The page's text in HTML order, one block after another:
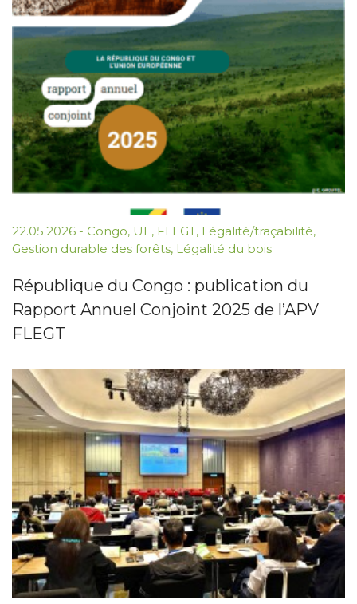
22.05.2026 - Congo, UE, FLEGT, Légalité/traçabilité,
Gestion durable des forêts, Légalité du bois
République du Congo : publication du
Rapport Annuel Conjoint 2025 de l’APV
FLEGT